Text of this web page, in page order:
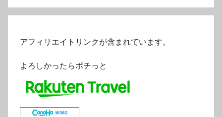
アフィリエイトリンクが含まれています。
よろしかったらポチっと